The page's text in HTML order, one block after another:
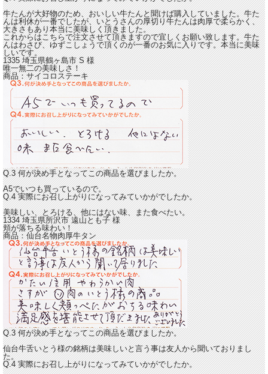
牛たんが大好物のため、おいしい牛たんと聞けば購入していました。牛た
んは利休が一番でしたが、いとうさんの厚切り牛たんは肉厚で柔らかく、
大きさもあり本当に美味しく頂きました。
これからはこちらで注文させて頂きますので宜しくお願い致します。牛た
んはわさび、ゆずこしょうで頂くのが一番のお気に入りです。本当に美味
しいです。
1335 埼玉県鶴ヶ島市S様
唯一無二の美味しさ！
商品：サイコロステーキ
Q.3 何が決め手となってこの商品を選びましたか。
A5でいつも買っているので。
Q.4 実際にお召し上がりになってみていかがでしたか。
美味しい、とろける、他にはない味、また食べたい。
1334 埼玉県所沢市遠山とも子様
頬が落ちる味わい！
商品：仙台名物肉厚牛タン
Q.3 何が決め手となってこの商品を選びましたか。
仙台牛舌いとう様の銘柄は美味しいと言う事は友人から聞いておりまし
た。
Q.4 実際にお召し上がりになってみていかがでしたか。